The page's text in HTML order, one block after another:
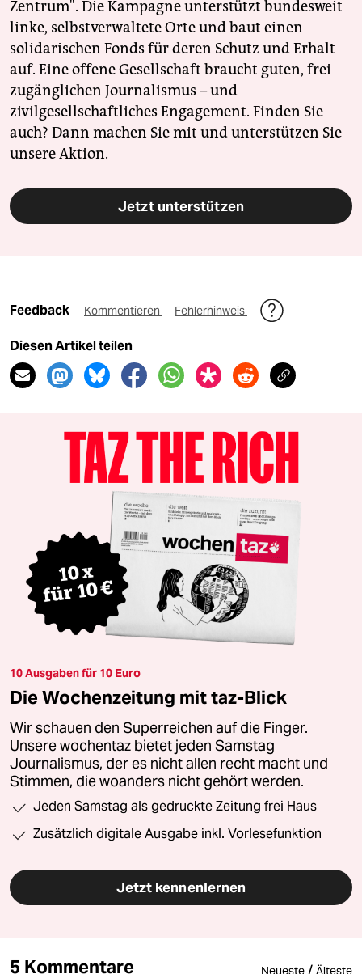
Zentrum". Die Kampagne unterstützt bundesweit
linke, selbstverwaltete Orte und baut einen
solidarischen Fonds für deren Schutz und Erhalt
auf. Eine offene Gesellschaft braucht guten, frei
zugänglichen Journalismus – und
zivilgesellschaftliches Engagement. Finden Sie
auch? Dann machen Sie mit und unterstützen Sie
unsere Aktion.
Jetzt unterstützen
Feedback Kommentieren Fehlerhinweis
Diesen Artikel teilen
10 Ausgaben für 10 Euro
Die Wochenzeitung mit taz-Blick
Wir schauen den Superreichen auf die Finger.
Unsere wochentaz bietet jeden Samstag
Journalismus, der es nicht allen recht macht und
Stimmen, die woanders nicht gehört werden.
Jeden Samstag als gedruckte Zeitung frei Haus
Zusätzlich digitale Ausgabe inkl. Vorlesefunktion
Jetzt kennenlernen
5 Kommentare Neueste / Älteste